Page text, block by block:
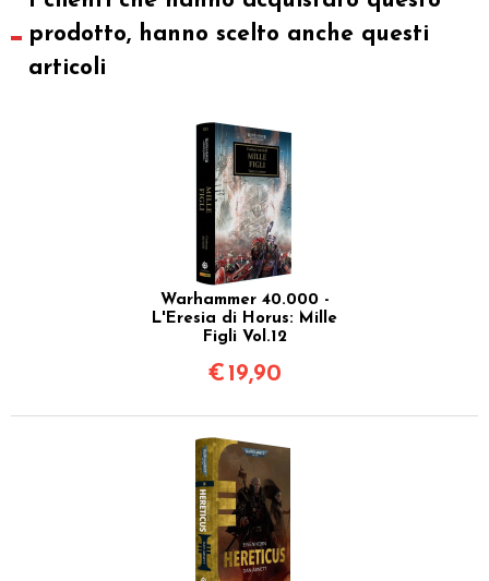
prodotto, hanno scelto anche questi
articoli
Warhammer 40.000 -
L'Eresia di Horus: Mille
Figli Vol.12
€ 19,90